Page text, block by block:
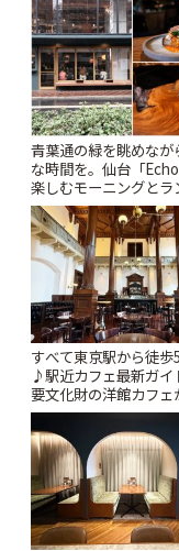
青葉通の緑を眺めなが
な時間を。仙台「
楽しむモーニングとラ
とりっぷ
すべて東京駅から徒歩
♪駅近カフェ最新ガイ
要文化財の洋館カフェ
札すぐのレトロ喫茶ま
りっぷ